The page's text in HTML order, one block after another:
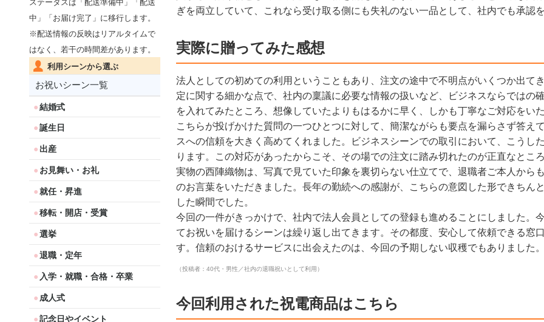
ステータスは「配送準備中」「配送
中」「お届け完了」に移行します。
※配送情報の反映はリアルタイムで
はなく、若干の時間差があります。
利用シーンから選ぶ
お祝いシーン一覧
結婚式
誕生日
出産
お見舞い・お礼
就任・昇進
移転・開店・受賞
選挙
退職・定年
入学・就職・合格・卒業
成人式
記念日やイベント
ぎを両立していて、これなら受け取る側にも失礼のない一品として、社内でも承認
実際に贈ってみた感想
法人としての初めての利用ということもあり、注文の途中で不明点がいくつか出て
定に関する細かな点で、社内の稟議に必要な情報の扱いなど、ビジネスならではの
を入れてみたところ、想像していたよりもはるかに早く、しかも丁寧なご対応をいた
こちらが投げかけた質問の一つひとつに対して、簡潔ながらも要点を漏らさず答え
スへの信頼を大きく高めてくれました。ビジネスシーンでの取引において、こうし
ります。この対応があったからこそ、その場での注文に踏み切れたのが正直なところ
実物の西陣織物は、写真で見ていた印象を裏切らない仕立てで、退職者ご本人から
のお言葉をいただきました。長年の勤続への感謝が、こちらの意図した形できちん
した瞬間でした。
今回の一件がきっかけで、社内で法人会員としての登録も進めることにしました。
てお祝いを届けるシーンは繰り返し出てきます。その都度、安心して依頼できる窓
す。信頼のおけるサービスに出会えたのは、今回の予期しない収穫でもありました。
（投稿者：40代・男性／社内の退職祝いとして利用）
今回利用された祝電商品はこちら